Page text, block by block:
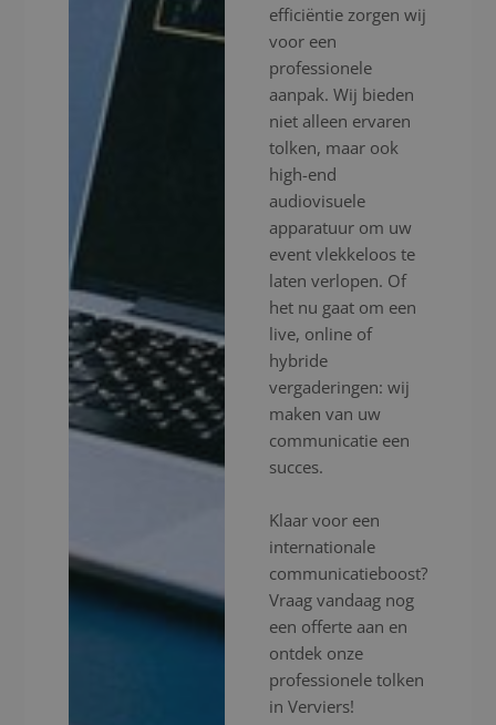
efficiëntie zorgen wij
voor een
professionele
aanpak. Wij bieden
niet alleen ervaren
tolken, maar ook
high-end
audiovisuele
apparatuur om uw
event vlekkeloos te
laten verlopen. Of
het nu gaat om een
live, online of
hybride
vergaderingen: wij
maken van uw
communicatie een
succes.
Klaar voor een
internationale
communicatieboost?
Vraag vandaag nog
een offerte aan en
ontdek onze
professionele tolken
in Verviers!